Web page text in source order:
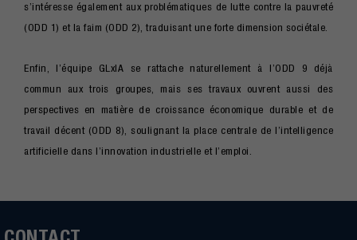
s’intéresse également aux problématiques de lutte contre la pauvreté
(ODD 1) et la faim (ODD 2), traduisant une forte dimension sociétale.
Enfin, l’équipe GLxIA se rattache naturellement à l’ODD 9 déjà
commun aux trois groupes, mais ses travaux ouvrent aussi des
perspectives en matière de croissance économique durable et de
travail décent (ODD 8), soulignant la place centrale de l’intelligence
artificielle dans l’innovation industrielle et l’emploi.